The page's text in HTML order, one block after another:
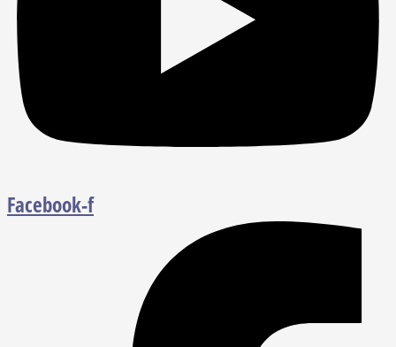
Facebook-f